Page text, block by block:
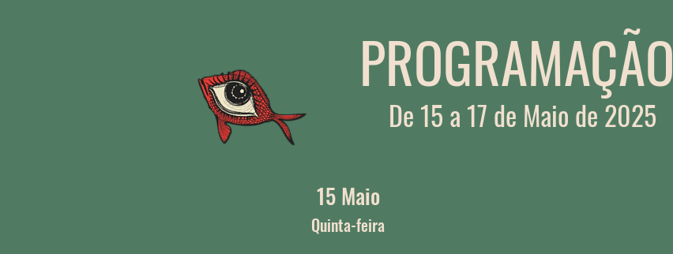
PROGRAMAÇÃO
De 15 a 17 de Maio de 2025
15 Maio
Quinta-feira